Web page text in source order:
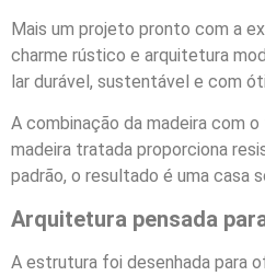
Mais um projeto pronto com a
charme rústico e arquitetura
lar durável, sustentável e com
A combinação da madeira com
madeira tratada proporciona
padrão, o resultado é uma casa
Arquitetura pensada
A estrutura foi desenhada para